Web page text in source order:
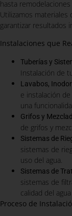
hasta
Utilizamos materiales
garantizar resultados
Instalaciones que
Tuberías y
Instalación de
Lavabos,
e instalación
una
Grifos y
de grifos y
Sistemas de
sistemas de
uso del agua.
Sistemas de
sistemas de
calidad del
Proceso de